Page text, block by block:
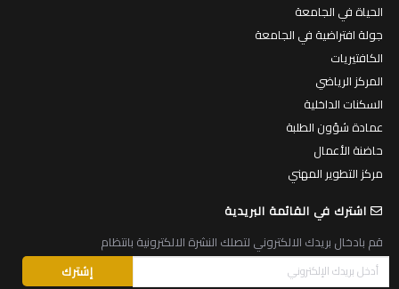
الحياة في الجامعة
جولة افتراضية في الجامعة
الكافتيريات
المركز الرياضي
السكنات الداخلية
عمادة شؤون الطلبة
حاضنة الأعمال
مركز التطوير المهني
اشترك في القائمة البريدية
قم بادخال بريدك الالكتروني لتصلك النشرة الالكترونية بانتظام